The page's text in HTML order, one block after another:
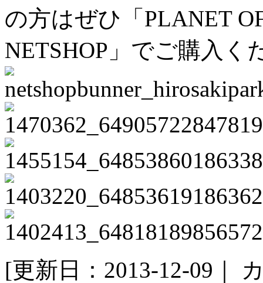
の方はぜひ「PLANET
NETSHOP」でご購入く
[更新日：2013-12-09｜